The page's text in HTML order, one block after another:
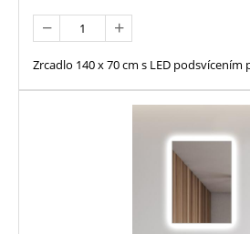
Zrcadlo 140 x 70 cm s LED